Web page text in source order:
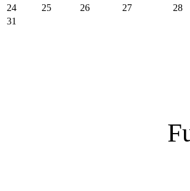
24
25 26 27 28
31